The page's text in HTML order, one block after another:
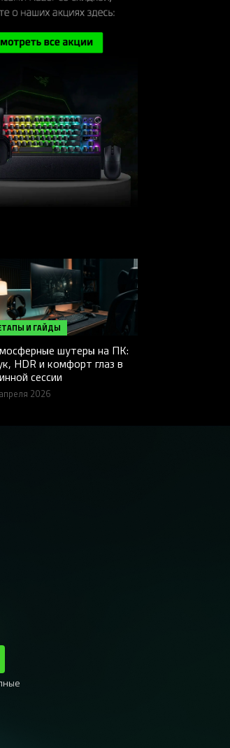
И ГАЙДЫ
шутеры на ПК:
HDR и комфорт глаз в
сессии
2026